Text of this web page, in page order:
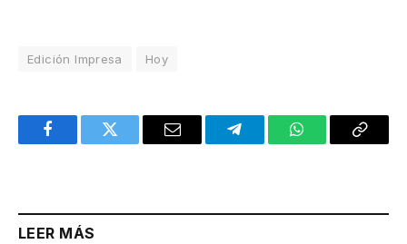
Edición Impresa Hoy
FacebookTwitter Email TelegramWhatsAppCopy
LEER MÁS